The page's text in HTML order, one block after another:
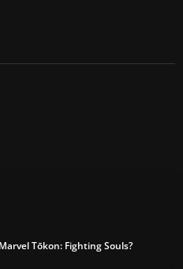
Y
E
Tōkon: Fighting Souls?